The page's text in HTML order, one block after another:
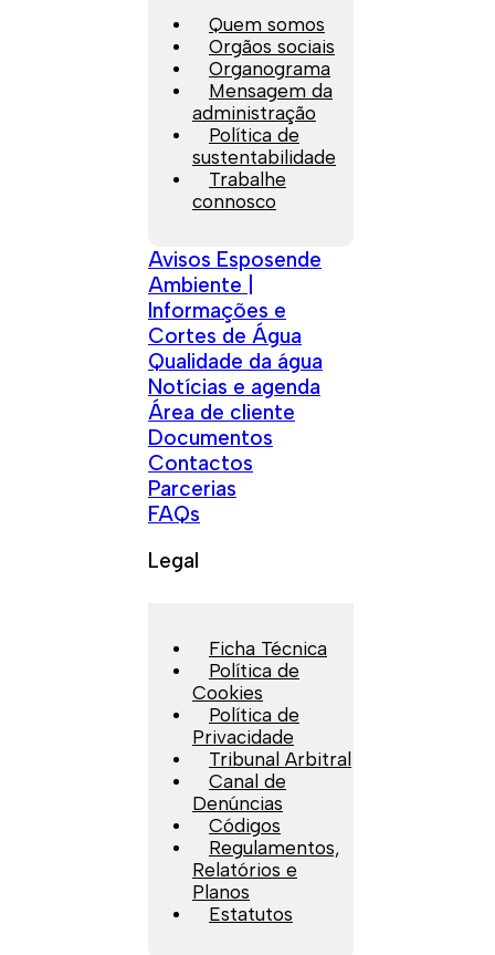
Quem somos
Orgãos sociais
Organograma
Mensagem da
administração
Política de
sustentabilidade
Trabalhe
connosco
Avisos Esposende
Ambiente |
Informações e
Cortes de Água
Qualidade da água
Notícias e agenda
Área de cliente
Documentos
Contactos
Parcerias
FAQs
Legal
Ficha Técnica
Política de
Cookies
Política de
Privacidade
Tribunal Arbitral
Canal de
Denúncias
Códigos
Regulamentos,
Relatórios e
Planos
Estatutos